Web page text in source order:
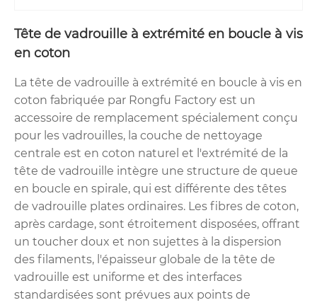
Tête de vadrouille à extrémité en boucle à vis
en coton
La tête de vadrouille à extrémité en boucle à vis en
coton fabriquée par Rongfu Factory est un
accessoire de remplacement spécialement conçu
pour les vadrouilles, la couche de nettoyage
centrale est en coton naturel et l'extrémité de la
tête de vadrouille intègre une structure de queue
en boucle en spirale, qui est différente des têtes
de vadrouille plates ordinaires. Les fibres de coton,
après cardage, sont étroitement disposées, offrant
un toucher doux et non sujettes à la dispersion
des filaments, l'épaisseur globale de la tête de
vadrouille est uniforme et des interfaces
standardisées sont prévues aux points de